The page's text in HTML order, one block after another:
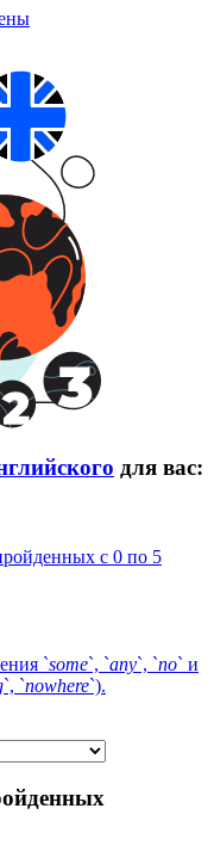
для вас:
с 0 по 5
`some`, `any`, `no` и
`, `nowhere`).